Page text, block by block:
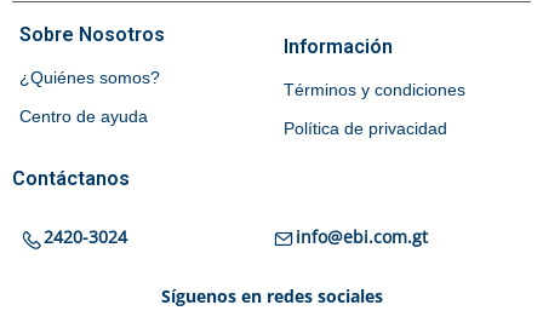
Sobre Nosotros
¿Quiénes somos?
Centro de ayuda
Información
Términos y condiciones
Política de privacidad
Contáctanos
2420-3024 info@ebi.com.gt
Síguenos en redes sociales